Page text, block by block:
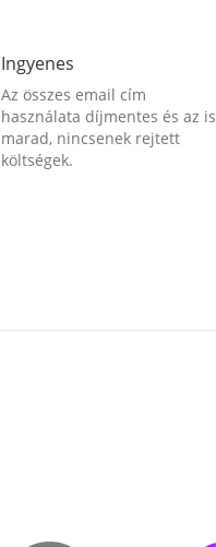
Ingyenes
Az összes email cím
használata díjmentes és az is
marad, nincsenek rejtett
költségek.